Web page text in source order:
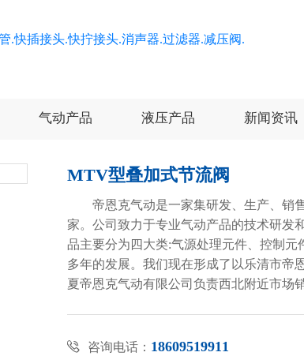
气动产品 液压产品 新闻资讯
MTV型叠加式节流阀
帝恩克气动是一家集研发、生产、销
家。公司致力于专业气动产品的技术研发
品主要分为四大类:气源处理元件、控制
多年的发展。我们现在形成了以乐清市帝
夏帝恩克气动有限公司负责西北附近市场销
 咨询电话： 18609519911